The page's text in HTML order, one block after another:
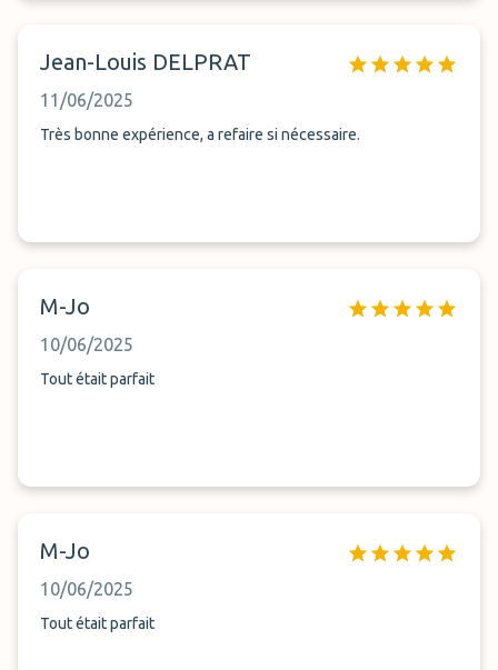
Jean-Louis DELPRAT
11/06/2025
Très bonne expérience, a refaire si nécessaire.
M-Jo
10/06/2025
Tout était parfait
M-Jo
10/06/2025
Tout était parfait